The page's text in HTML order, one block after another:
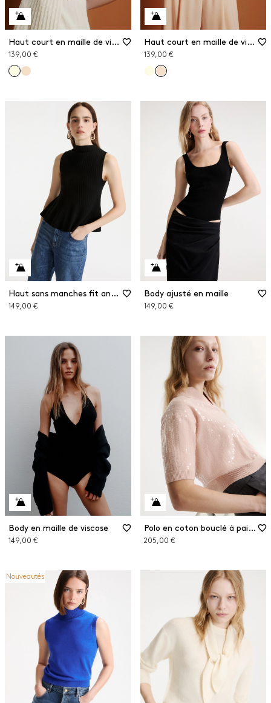
Haut court en maille de viscose
139,00 €
Haut court en maille de viscose
139,00 €
Haut sans manches fit and flare
149,00 €
Body ajusté en maille
149,00 €
Body en maille de viscose
149,00 €
Polo en coton bouclé à paillettes
205,00 €
Nouveautés